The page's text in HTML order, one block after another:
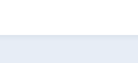
'бисквитки' (cookies) с цел